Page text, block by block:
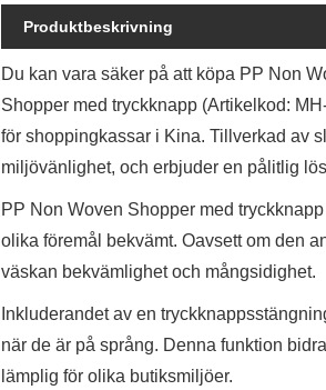
Produktbeskrivning
Du kan vara säker på att köpa PP Non
Shopper med tryckknapp (Artikelkod:
för shoppingkassar i Kina. Tillverkad av
miljövänlighet, och erbjuder en pålitlig
PP Non Woven Shopper med
olika föremål bekvämt. Oavsett om den
väskan bekvämlighet och mångsidighet.
Inkluderandet av en
när de är på språng. Denna funktion
lämplig för olika butiksmiljöer.